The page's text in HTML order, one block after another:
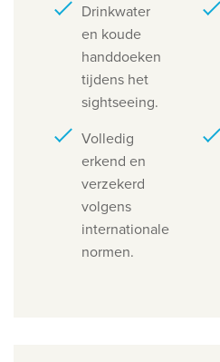
Drinkwater
en koude
handdoeken
tijdens het
sightseeing.
Volledig
erkend en
verzekerd
volgens
internationale
normen.